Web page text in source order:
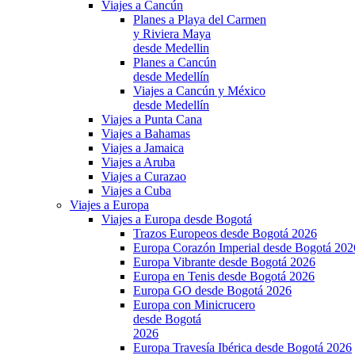
Viajes a Cancún
Planes a Playa del Carmen
y Riviera Maya
desde Medellin
Planes a Cancún
desde Medellín
Viajes a Cancún y México
desde Medellín
Viajes a Punta Cana
Viajes a Bahamas
Viajes a Jamaica
Viajes a Aruba
Viajes a Curazao
Viajes a Cuba
Viajes a Europa
Viajes a Europa desde Bogotá
Trazos Europeos desde Bogotá 2026
Europa Corazón Imperial desde Bogotá
Europa Vibrante desde Bogotá 2026
Europa en Tenis desde Bogotá 2026
Europa GO desde Bogotá 2026
Europa con Minicrucero
desde Bogotá
2026
Europa Travesía Ibérica desde Bogotá 2026